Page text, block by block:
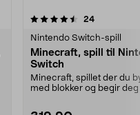
24
Nintendo Switch-spill
Minecraft, spill til
Switch
Minecraft, spillet der du
med blokker og begir deg
5.0 av 5 stjerner